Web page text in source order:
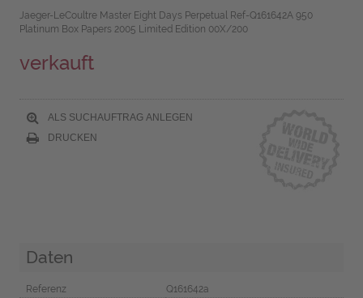
Jaeger-LeCoultre Master Eight Days Perpetual Ref-Q161642A 950
Platinum Box Papers 2005 Limited Edition 00X/200
verkauft
ALS SUCHAUFTRAG ANLEGEN
DRUCKEN
Daten
Referenz
Q161642a